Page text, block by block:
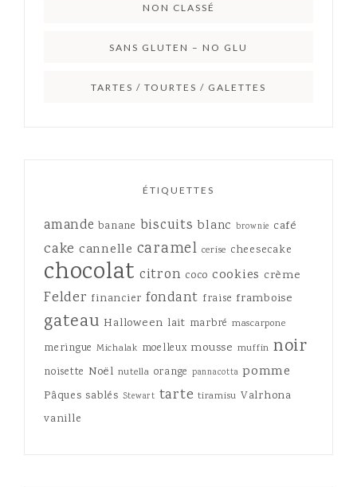
NON CLASSÉ
SANS GLUTEN – NO GLU
TARTES / TOURTES / GALETTES
ÉTIQUETTES
amande banane biscuits blanc brownie café
cake cannelle caramel cerise cheesecake
chocolat citron coco cookies crème
Felder financier fondant fraise framboise
gateau Halloween lait marbré mascarpone
meringue Michalak moelleux mousse muffin noir
noisette Noël nutella orange pannacotta pomme
Pâques sablés Stewart tarte tiramisu Valrhona
vanille